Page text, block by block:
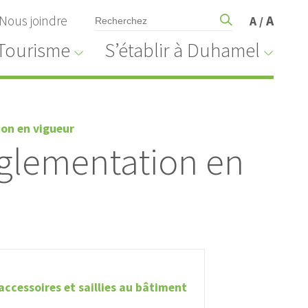
Nous joindre A /A
S’établir à Duhamel
en vigueur
en
et saillies au bâtiment